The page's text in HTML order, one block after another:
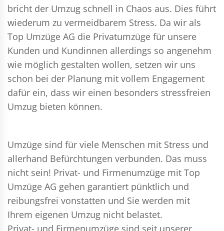
bricht der Umzug schnell in Chaos aus. Dies führt
wiederum zu vermeidbarem Stress. Da wir als
Top Umzüge AG die Privatumzüge für unsere
Kunden und Kundinnen allerdings so angenehm
wie möglich gestalten wollen, setzen wir uns
schon bei der Planung mit vollem Engagement
dafür ein, dass wir einen besonders stressfreien
Umzug bieten können.
Umzüge sind für viele Menschen mit Stress und
allerhand Befürchtungen verbunden. Das muss
nicht sein! Privat- und Firmenumzüge mit Top
Umzüge AG gehen garantiert pünktlich und
reibungsfrei vonstatten und Sie werden mit
Ihrem eigenen Umzug nicht belastet.
Privat- und Firmenumzüge sind seit unserer